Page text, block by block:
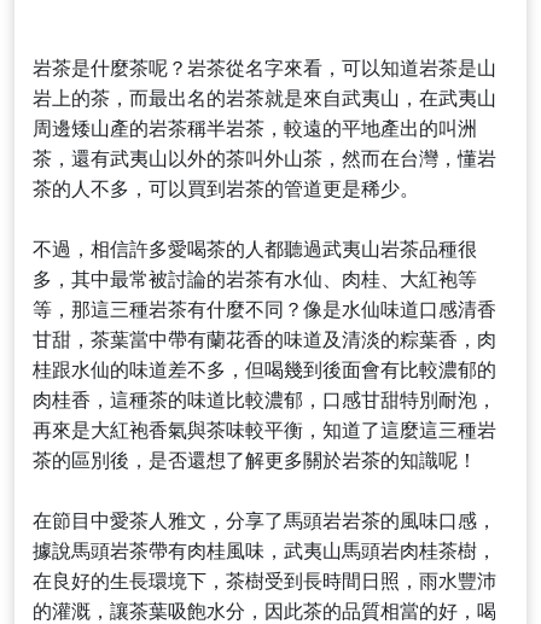
岩茶是什麼茶呢？岩茶從名字來看，可以知道岩茶是山
岩上的茶，而最出名的岩茶就是來自武夷山，在武夷山
周邊矮山產的岩茶稱半岩茶，較遠的平地產出的叫洲
茶，還有武夷山以外的茶叫外山茶，然而在台灣，懂岩
茶的人不多，可以買到岩茶的管道更是稀少。
不過，相信許多愛喝茶的人都聽過武夷山岩茶品種很
多，其中最常被討論的岩茶有水仙、肉桂、大紅袍等
等，那這三種岩茶有什麼不同？像是水仙味道口感清香
甘甜，茶葉當中帶有蘭花香的味道及清淡的粽葉香，肉
桂跟水仙的味道差不多，但喝幾到後面會有比較濃郁的
肉桂香，這種茶的味道比較濃郁，口感甘甜特別耐泡，
再來是大紅袍香氣與茶味較平衡，知道了這麼這三種岩
茶的區別後，是否還想了解更多關於岩茶的知識呢！
在節目中愛茶人雅文，分享了馬頭岩岩茶的風味口感，
據說馬頭岩茶帶有肉桂風味，武夷山馬頭岩肉桂茶樹，
在良好的生長環境下，茶樹受到長時間日照，雨水豐沛
的灌溉，讓茶葉吸飽水分，因此茶的品質相當的好，喝